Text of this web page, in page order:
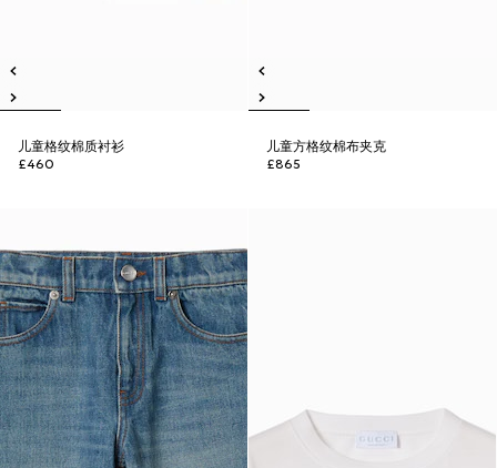
儿童格纹棉质衬衫
£460
儿童方格纹棉布夹克
£865